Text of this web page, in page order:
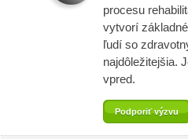
procesu
vytvorí
ľudí so
najdôležitejšia.
vpred.
Podporiť výzvu